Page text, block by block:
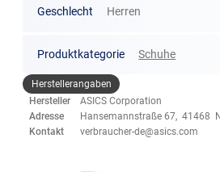
Geschlecht Herren
Produktkategorie Schuhe
Herstellerangaben
Hersteller
ASICS Corporation
Adresse
Hansemannstraße 67, 41468
Kontakt
verbraucher-de@asics.com